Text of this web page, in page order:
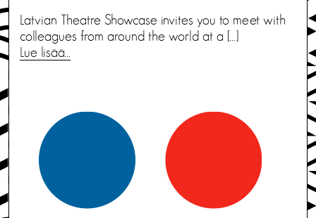
Latvian Theatre Showcase invites you to meet with
colleagues from around the world at a […]
Lue lisää…